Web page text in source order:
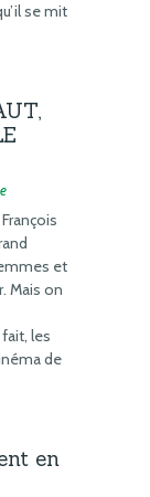
se mit
François
et
Mais on
les
de
en